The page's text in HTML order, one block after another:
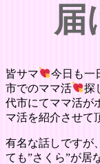
届
皆サマ 今日も一
市でのママ活
探
代市にてママ活が
マ活を紹介させて
有名な話しですが
ても”さくら”が居